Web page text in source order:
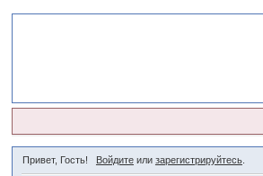
Привет, Гость! Войдитеили зарегистрируйтесь.